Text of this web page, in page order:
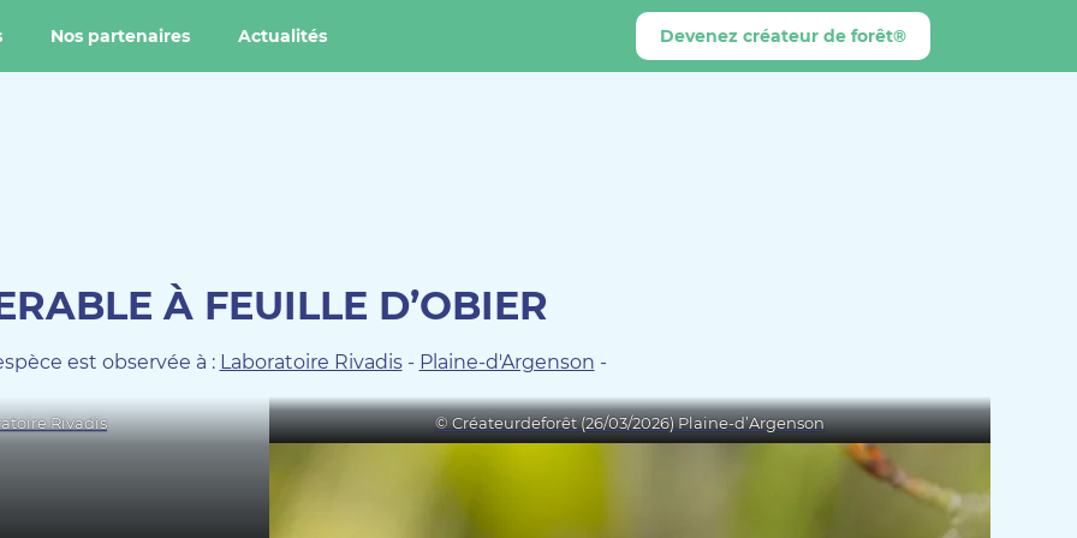
Nos partenaires Actualités Devenez créateur de forêt®
À FEUILLE D’OBIER
est observée à : Laboratoire Rivadis- Plaine-d'Argenson -
Rivadis © Créateurdeforêt (26/03/2026) Plaine-d’Argenson